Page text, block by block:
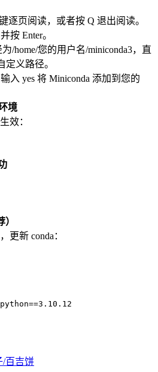
逐页阅读，或者按 Q 退出阅读。
按 Enter。
/home/您的用户名/miniconda3，直
定义路径。
输入 yes 将 Miniconda 添加到您的
境
效：
更新 conda：
3 . 10 . 12
/百吉饼